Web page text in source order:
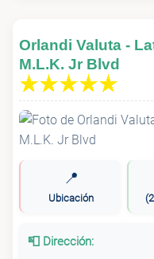
Orlandi Valuta -
M.L.K. Jr Blvd
📍
Ubicación
📮 Dirección: